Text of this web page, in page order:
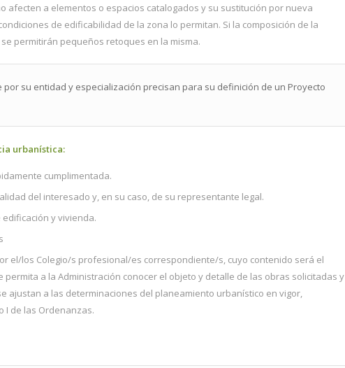
afecten a elementos o espacios catalogados y su sustitución por nueva
de edificabilidad de la zona lo permitan. Si la composición de la
permitirán pequeños retoques en la misma.
su entidad y especialización precisan para su definición de un Proyecto
urbanística:
cumplimentada.
del interesado y, en su caso, de su representante legal.
y vivienda.
el/los Colegio/s profesional/es correspondiente/s, cuyo contenido será el
permita a la Administración conocer el objeto y detalle de las obras solicitadas y
ajustan a las determinaciones del planeamiento urbanístico en vigor,
I de las Ordenanzas.